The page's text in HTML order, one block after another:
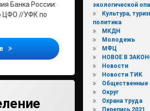
Банка России:
ЦФО //УФК по
С 27 октября в платежных поручениях
экологической
Культура,
политика
МКДН
Молодежь
МФЦ
НОВОЕ В
Новости
Новости ТИК
Общественные
Округ
Охрана труда
Перепись 2021